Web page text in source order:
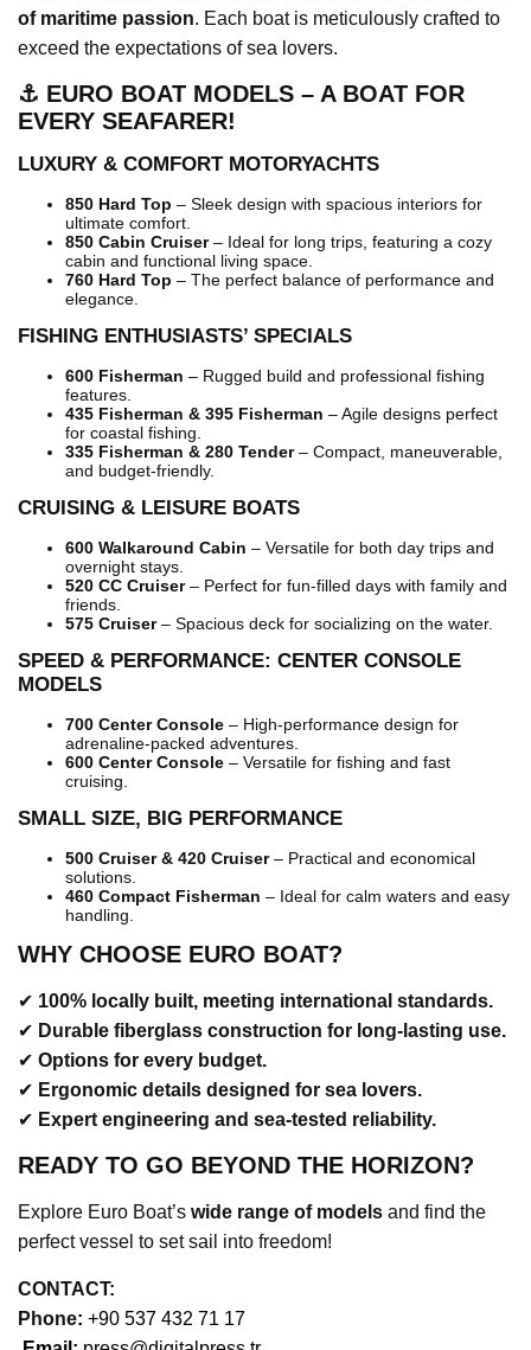
of maritime passion. Each boat is meticulously crafted to
exceed the expectations of sea lovers.
⚓ EURO BOAT MODELS – A BOAT FOR
EVERY SEAFARER!
LUXURY & COMFORT MOTORYACHTS
850 Hard Top – Sleek design with spacious interiors for
ultimate comfort.
850 Cabin Cruiser– Ideal for long trips, featuring a cozy
cabin and functional living space.
760 Hard Top – The perfect balance of performance and
elegance.
FISHING ENTHUSIASTS’ SPECIALS
600 Fisherman – Rugged build and professional fishing
features.
435 Fisherman & 395 Fisherman – Agile designs perfect
for coastal fishing.
335 Fisherman & 280 Tender– Compact, maneuverable,
and budget-friendly.
CRUISING & LEISURE BOATS
600 Walkaround Cabin – Versatile for both day trips and
overnight stays.
520 CC Cruiser– Perfect for fun-filled days with family and
friends.
575 Cruiser– Spacious deck for socializing on the water.
SPEED & PERFORMANCE: CENTER CONSOLE
MODELS
700 Center Console – High-performance design for
adrenaline-packed adventures.
600 Center Console – Versatile for fishing and fast
cruising.
SMALL SIZE, BIG PERFORMANCE
500 Cruiser & 420 Cruiser– Practical and economical
solutions.
460 Compact Fisherman – Ideal for calm waters and easy
handling.
WHY CHOOSE EURO BOAT?
✔ 100% locally built, meeting international standards.
✔ Durable fiberglass construction for long-lasting use.
✔ Options for every budget.
✔ Ergonomic details designed for sea lovers.
✔ Expert engineering and sea-tested reliability.
READY TO GO BEYOND THE HORIZON?
Explore Euro Boat’s wide range of models and find the
perfect vessel to set sail into freedom!
CONTACT:
Phone: +90 537 432 71 17